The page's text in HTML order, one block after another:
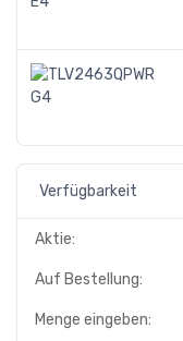
Verfügbarkeit
Aktie:
Auf Bestellung:
Menge eingeben: